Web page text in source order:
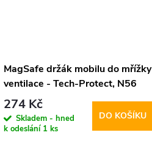
MagSafe držák mobilu do mřížky
ventilace - Tech-Protect, N56
274 Kč
Skladem - hned
k odeslání 1 ks
DO KOŠÍKU